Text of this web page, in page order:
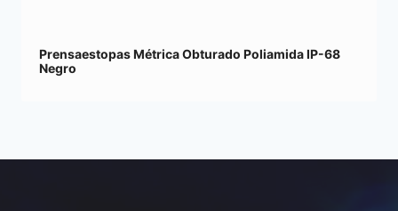
Prensaestopas Métrica Obturado Poliamida IP-68
Negro